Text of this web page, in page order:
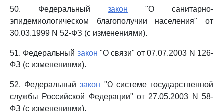
50. Федеральный закон "О санитарно-
эпидемиологическом благополучии населения" от
30.03.1999 N 52-ФЗ (с изменениями).
51. Федеральный закон "О связи" от 07.07.2003 N 126-
ФЗ (с изменениями).
52. Федеральныйзакон "О системе государственной
службы Российской Федерации" от 27.05.2003 N 58-
ФЗ (с изменениями).